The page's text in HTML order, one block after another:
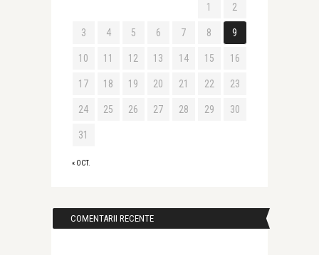
« OCT.
1 2
3 4 5 6 7 8 9
10 11 12 13 14 15 16
17 18 19 20 21 22 23
24 25 26 27 28 29 30
31
COMENTARII RECENTE